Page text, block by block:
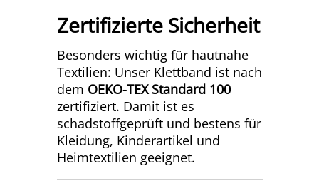
Zertifizierte Sicherheit
Besonders wichtig für hautnahe
Textilien: Unser Klettband ist nach
dem OEKO-TEX Standard 100
zertifiziert. Damit ist es
schadstoffgeprüft und bestens für
Kleidung, Kinderartikel und
Heimtextilien geeignet.